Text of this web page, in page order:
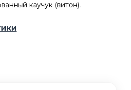
каучук (витон).